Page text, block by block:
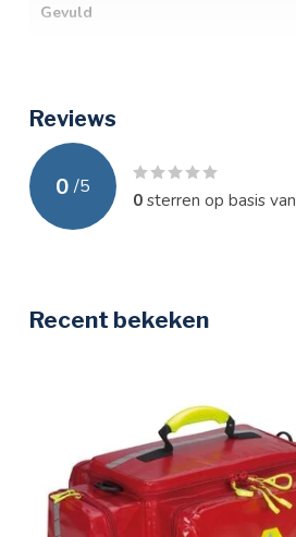
Gevuld
Reviews
0 /5
0sterren op basis van
Recent bekeken